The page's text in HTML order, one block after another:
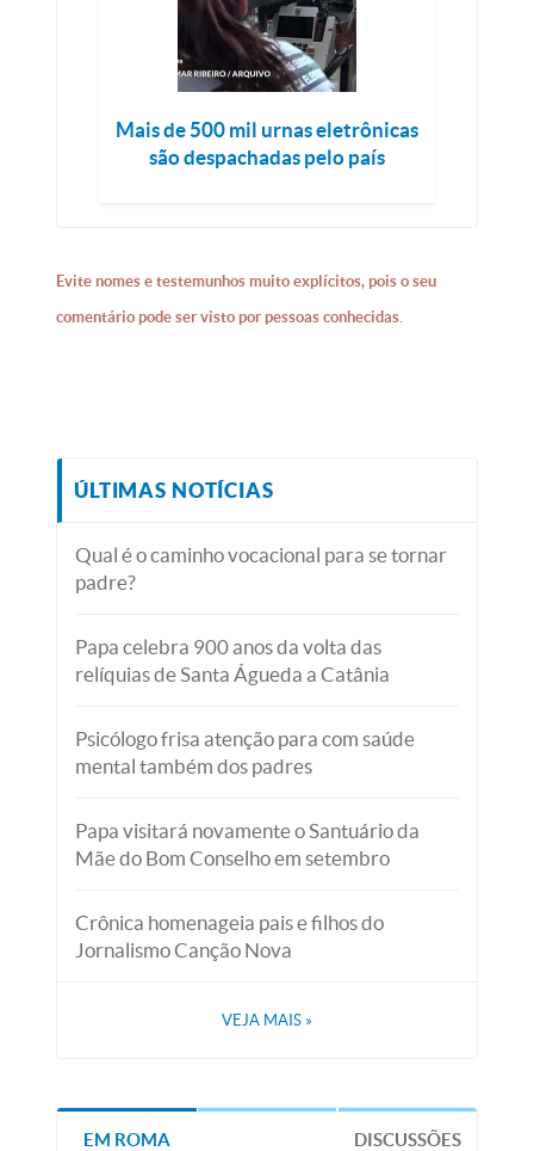
Mais de 500 mil urnas eletrônicas
são despachadas pelo país
Evite nomes e testemunhos muito explícitos, pois o seu
comentário pode ser visto por pessoas conhecidas.
ÚLTIMAS NOTÍCIAS
Qual é o caminho vocacional para se tornar
padre?
Papa celebra 900 anos da volta das
relíquias de Santa Águeda a Catânia
Psicólogo frisa atenção para com saúde
mental também dos padres
Papa visitará novamente o Santuário da
Mãe do Bom Conselho em setembro
Crônica homenageia pais e filhos do
Jornalismo Canção Nova
VEJA MAIS »
EM ROMA DISCUSSÕES